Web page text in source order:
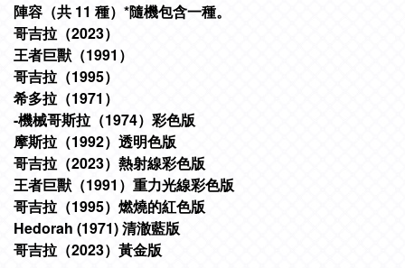
陣容（共 11 種）*隨機包含一種。
哥吉拉（2023）
王者巨獸（1991）
哥吉拉（1995）
希多拉（1971）
-機械哥斯拉（1974）彩色版
摩斯拉（1992）透明色版
哥吉拉（2023）熱射線彩色版
王者巨獸（1991）重力光線彩色版
哥吉拉（1995）燃燒的紅色版
Hedorah (1971) 清澈藍版
哥吉拉（2023）黃金版